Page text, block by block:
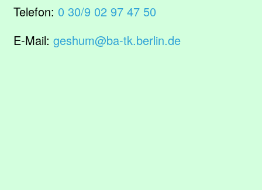
Telefon: 0 30/9 02 97 47 50
E-Mail: geshum@ba-tk.berlin.de